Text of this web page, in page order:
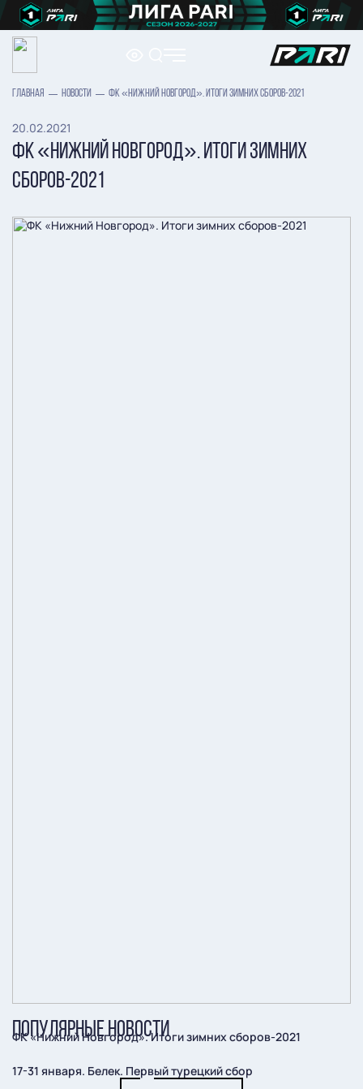
ГЛАВНАЯ НОВОСТИ ФК «НИЖНИЙ НОВГОРОД». ИТОГИ ЗИМНИХ СБОРОВ-2021
20.02.2021
ФК «НИЖНИЙ НОВГОРОД». ИТОГИ ЗИМНИХ
СБОРОВ-2021
ФК «Нижний Новгород». Итоги зимних сборов-2021
17-31 января. Белек. Первый турецкий сбор
ПОПУЛЯРНЫЕ НОВОСТИ